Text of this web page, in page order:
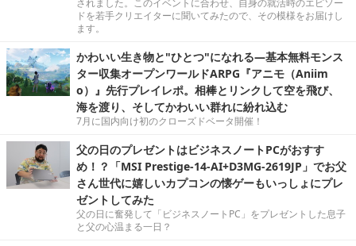
されました。このイベントに合わせ、自身の就活時のエピソー
ドを若手クリエイターに聞いてみたので、その模様をお届けし
ます。
かわいい生き物と"ひとつ"になれる―基本無料モンス
ター収集オープンワールドARPG『アニモ（Aniim
o）』先行プレイレポ。相棒とリンクして空を飛び、
海を渡り、そしてかわいい群れに紛れ込む
7月に国内向け初のクローズドベータ開催！
父の日のプレゼントはビジネスノートPCがおすす
め！？「MSI Prestige-14-AI+D3MG-2619JP」でお父
さん世代に嬉しいカプコンの懐ゲーもいっしょにプレ
ゼントしてみた
父の日に奮発して「ビジネスノートPC」をプレゼントした息子
と父の心温まる一日？